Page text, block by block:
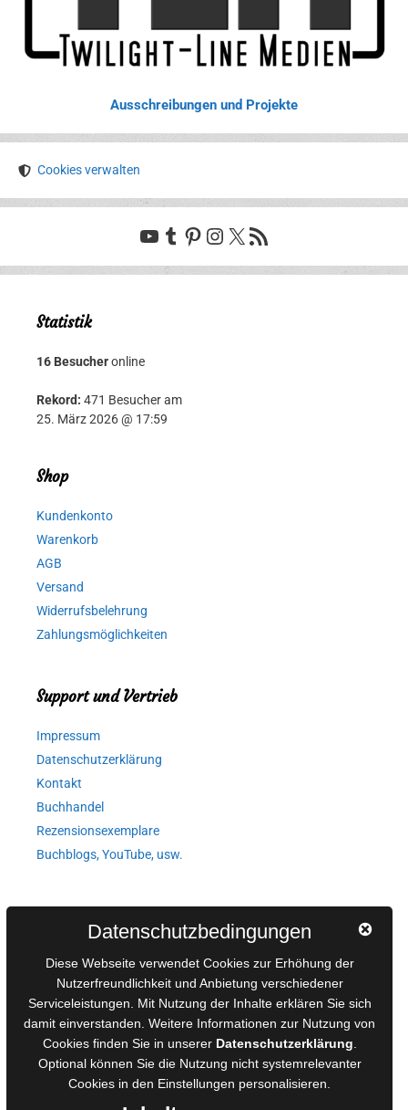
Ausschreibungen und Projekte
Cookies verwalten
YouTube
Tumblr
Pinterest
Instagram
X RSS-Feed
Statistik
16 Besucheronline
Rekord: 471 Besucher am
25. März 2026 @ 17:59
Shop
Kundenkonto
Warenkorb
AGB
Versand
Widerrufsbelehrung
Zahlungsmöglichkeiten
Support und Vertrieb
Impressum
Datenschutzerklärung
Kontakt
Buchhandel
Rezensionsexemplare
Buchblogs, YouTube, usw.
AGB für Medienprojekte
Online-Artikel
Manuskripte einreichen
Ausschreibungen
Belegexemplare
Eigenbedarfsexemplare
Datenschutzbedingungen
Diese Webseite verwendet Cookies zur Erhöhung der
Nutzerfreundlichkeit und Anbietung verschiedener
Serviceleistungen. Mit Nutzung der Inhalte erklären Sie sich
damit einverstanden. Weitere Informationen zur Nutzung von
Cookies finden Sie in unserer Datenschutzerklärung
Optional können Sie die Nutzung nicht systemrelevanter
Cookies in den Einstellungen personalisieren.